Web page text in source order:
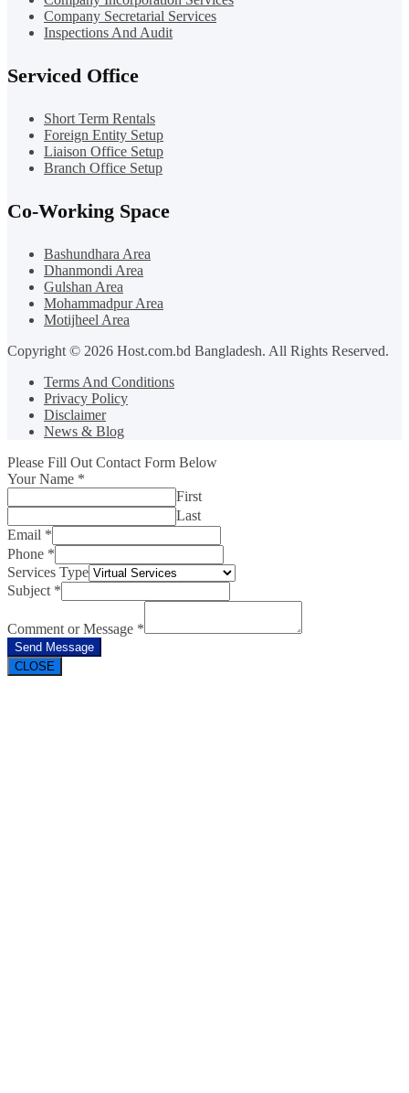
Company Secretarial Services
Inspections And Audit
Serviced Office
Short Term Rentals
Foreign Entity Setup
Liaison Office Setup
Branch Office Setup
Co-Working Space
Bashundhara Area
Dhanmondi Area
Gulshan Area
Mohammadpur Area
Motijheel Area
Copyright © 2026 Host.com.bd Bangladesh. All Rights Reserved.
Terms And Conditions
Privacy Policy
Disclaimer
News & Blog
Please Fill Out Contact Form Below
Your Name *
First
Last
Email *
Phone *
Services Type
Subject *
Comment or Message *
Send Message
CLOSE